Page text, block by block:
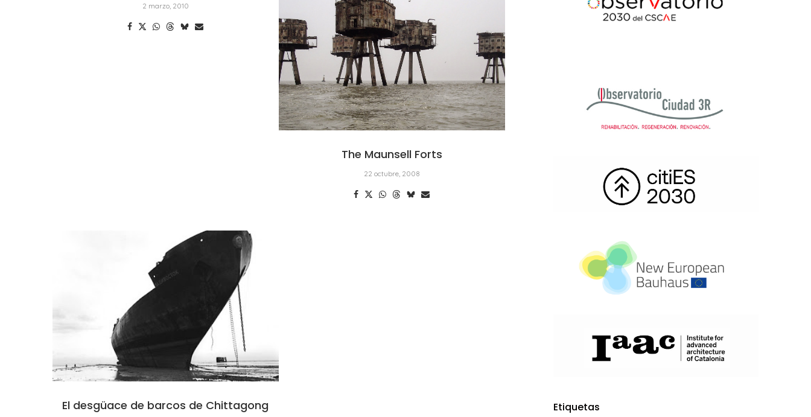
2 marzo, 2010
The Maunsell Forts
22 octubre, 2008
El desgüace de barcos de Chittagong Etiquetas